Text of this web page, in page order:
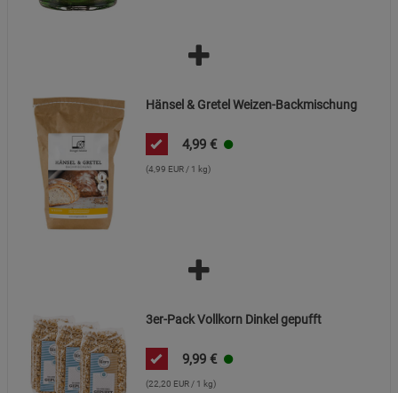
Hänsel & Gretel Weizen-Backmischung
4,99 €
(4,99 EUR / 1 kg)
3er-Pack Vollkorn Dinkel gepufft
9,99 €
(22,20 EUR / 1 kg)